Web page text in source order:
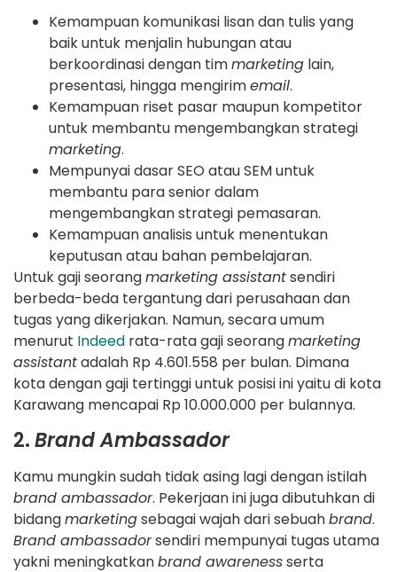
Kemampuan komunikasi lisan dan tulis yang
baik untuk menjalin hubungan atau
berkoordinasi dengan timmarketing lain,
presentasi, hingga mengirimemail.
Kemampuan riset pasar maupun kompetitor
untuk membantu mengembangkan strategi
marketing.
Mempunyai dasar SEO atau SEM untuk
membantu para senior dalam
mengembangkan strategi pemasaran.
Kemampuan analisis untuk menentukan
keputusan atau bahan pembelajaran.
Untuk gaji seorangmarketing assistantsendiri
berbeda-beda tergantung dari perusahaan dan
tugas yang dikerjakan. Namun, secara umum
menurut Indeed rata-rata gaji seorangmarketing
assistantadalah Rp 4.601.558 per bulan. Dimana
kota dengan gaji tertinggi untuk posisi ini yaitu di kota
Karawang mencapai Rp 10.000.000 per bulannya.
2.Brand Ambassador
Kamu mungkin sudah tidak asing lagi dengan istilah
brand ambassador. Pekerjaan ini juga dibutuhkan di
bidangmarketingsebagai wajah dari sebuahbrand.
Brand ambassadorsendiri mempunyai tugas utama
yakni meningkatkanbrand awarenessserta